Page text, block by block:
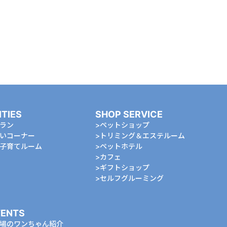
ン
コーナー
育てルーム
SHOP SERVICE
ペットショップ
トリミング＆エステルーム
ペットホテル
カフェ
ギフトショップ
セルフグルーミング
のワンちゃん紹介